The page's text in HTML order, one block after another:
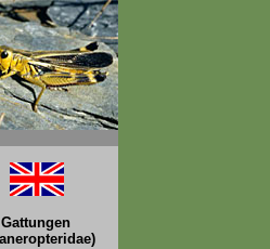
Gattungen